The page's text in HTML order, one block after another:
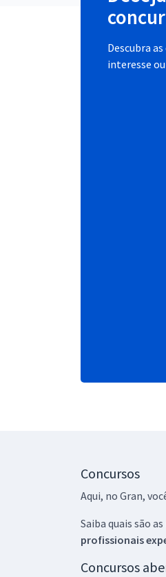
Descubra
interesse
Concursos
Aqui, no Gran,
Saiba quais são
profissionais
Concursos